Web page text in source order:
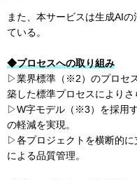
また、本サービスは生成AI
ている。
◆プロセスへの取り組み
▷業界標準（※2）のプロセ
築した標準プロセスによりさ
▷W字モデル（※3）を採用
の軽減を実現。
▷各プロジェクトを横断的に
による品質管理。